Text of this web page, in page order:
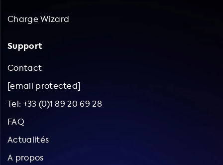
Charge Wizard
Support
Contact
[email protected]
Tel: +33 (0)1 89 20 69 28
FAQ
Actualités
A propos